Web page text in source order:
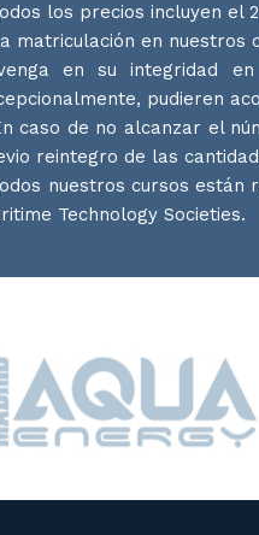
los precios incluyen el
matriculación en nuestros
en su integridad
pudieren
caso de no alcanzar el
reintegro de las
nuestros cursos están
Technology Societies.